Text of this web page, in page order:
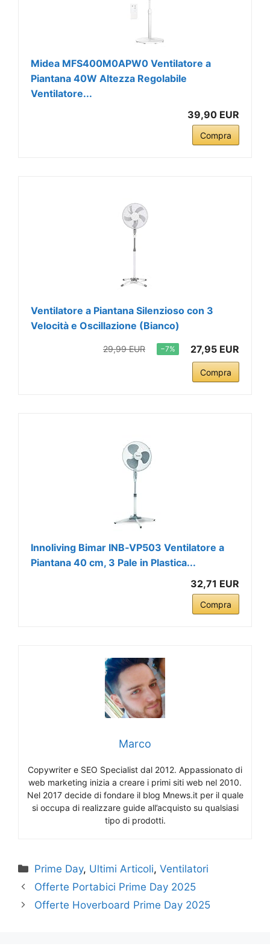
Midea MFS400M0APW0 Ventilatore a
Piantana 40W Altezza Regolabile
Ventilatore...
39,90 EUR
Compra
Ventilatore a Piantana Silenzioso con 3
Velocità e Oscillazione (Bianco)
29,99 EUR −7% 27,95 EUR
Compra
Innoliving Bimar INB‑VP503 Ventilatore a
Piantana 40 cm, 3 Pale in Plastica...
32,71 EUR
Compra
Marco
Copywriter e SEO Specialist dal 2012. Appassionato di
web marketing inizia a creare i primi siti web nel 2010.
Nel 2017 decide di fondare il blog Mnews.it per il quale
si occupa di realizzare guide all’acquisto su qualsiasi
tipo di prodotti.
Categorie
Prime Day, Ultimi Articoli,Ventilatori
Offerte Portabici Prime Day 2025
Offerte Hoverboard Prime Day 2025